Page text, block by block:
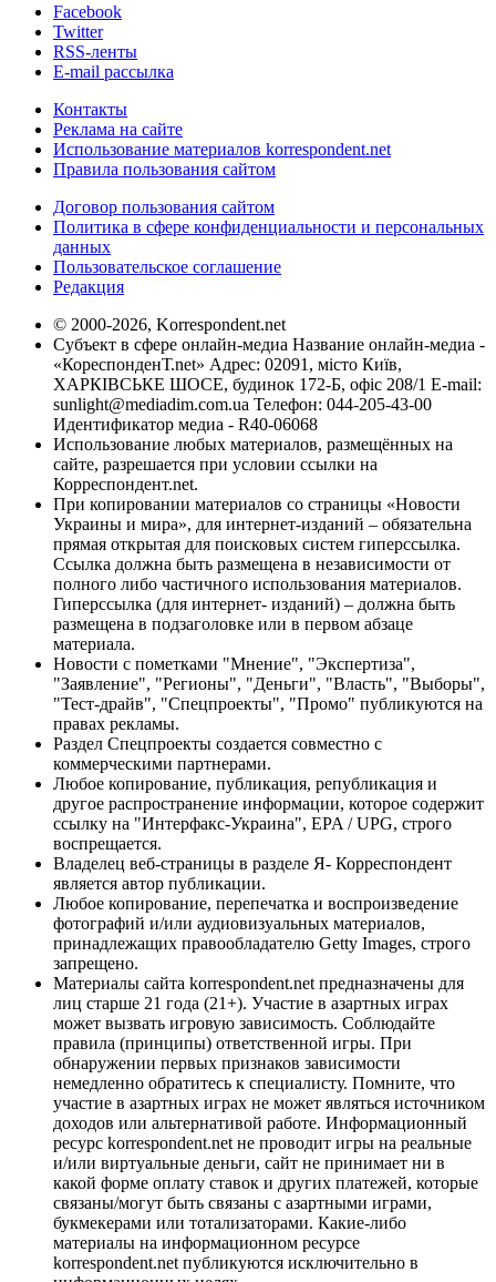
Facebook
Twitter
RSS-ленты
E-mail рассылка
Контакты
Реклама на сайте
Использование материалов korrespondent.net
Правила пользования сайтом
Договор пользования сайтом
Политика в сфере конфиденциальности и персональных
данных
Пользовательское соглашение
Редакция
© 2000-2026, Korrespondent.net
Субъект в сфере онлайн-медиа Название онлайн-медиа -
«КореспонденТ.net» Адрес: 02091, місто Київ,
ХАРКІВСЬКЕ ШОСЕ, будинок 172-Б, офіс 208/1 E-mail:
sunlight@mediadim.com.ua Телефон: 044-205-43-00
Идентификатор медиа - R40-06068
Использование любых материалов, размещённых на
сайте, разрешается при условии ссылки на
Корреспондент.net.
При копировании материалов со страницы «Новости
Украины и мира», для интернет-изданий – обязательна
прямая открытая для поисковых систем гиперссылка.
Ссылка должна быть размещена в независимости от
полного либо частичного использования материалов.
Гиперссылка (для интернет- изданий) – должна быть
размещена в подзаголовке или в первом абзаце
материала.
Новости с пометками "Мнение", "Экспертиза",
"Заявление", "Регионы", "Деньги", "Власть", "Выборы",
"Тест-драйв", "Спецпроекты", "Промо" публикуются на
правах рекламы.
Раздел Спецпроекты создается совместно с
коммерческими партнерами.
Любое копирование, публикация, републикация и
другое распространение информации, которое содержит
ссылку на "Интерфакс-Украина", EPA / UPG, строго
воспрещается.
Владелец веб-страницы в разделе Я- Корреспондент
является автор публикации.
Любое копирование, перепечатка и воспроизведение
фотографий и/или аудиовизуальных материалов,
принадлежащих правообладателю Getty Images, строго
запрещено.
Материалы сайта korrespondent.net предназначены для
лиц старше 21 года (21+). Участие в азартных играх
может вызвать игровую зависимость. Соблюдайте
правила (принципы) ответственной игры. При
обнаружении первых признаков зависимости
немедленно обратитесь к специалисту. Помните, что
участие в азартных играх не может являться источником
доходов или альтернативой работе. Информационный
ресурс korrespondent.net не проводит игры на реальные
и/или виртуальные деньги, сайт не принимает ни в
какой форме оплату ставок и других платежей, которые
связаны/могут быть связаны с азартными играми,
букмекерами или тотализаторами. Какие-либо
материалы на информационном ресурсе
korrespondent.net публикуются исключительно в